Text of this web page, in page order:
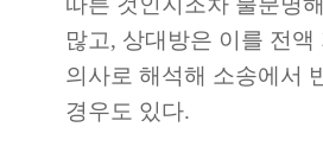
많고, 상대방은 이를 전액
의사로 해석해 소송에서
경우도 있다.